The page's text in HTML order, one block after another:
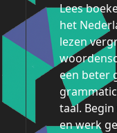
Lees
het
lezen
een beter
taal.
en werk